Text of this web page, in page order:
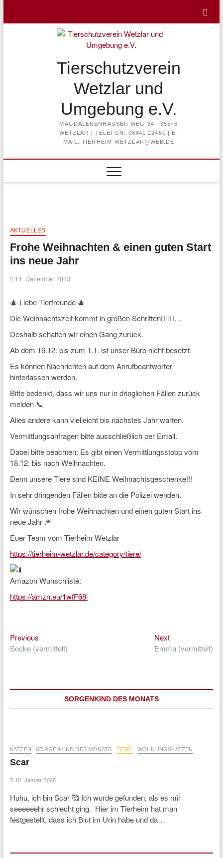
content
Tierschutzverein
Wetzlar und
Umgebung e.V.
MAGDALENENHÄUSER WEG 34 | 35578
WETZLAR | TELEFON: 06441 22451 | E-
MAIL: TIERHEIM-WETZLAR@WEB.DE
AKTUELLES
Frohe Weihnachten & einen guten Start
ins neue Jahr
14. Dezember 2023
🎄 Liebe Tierfreunde 🎄
Die Weihnachtszeit kommt in großen Schritten🏃🏻‍♀️…
Deshalb schalten wir einen Gang zurück.
Ab dem 16.12. bis zum 1.1. ist unser Büro nicht besetzt.
Es können Nachrichten auf dem Anrufbeantworter
hinterlassen werden.
Bitte bedenkt, dass wir uns nur in dringlichen Fällen zurück
melden 📞
Alles andere kann vielleicht bis nächstes Jahr warten.
Vermittlungsanfragen bitte ausschließlich per Email.
Dabei bitte beachten: Es gibt einen Vermittlungsstopp vom
18.12. bis nach Weihnachten.
Denn unsere Tiere sind KEINE Weihnachtsgeschenke!!!
In sehr dringenden Fällen bitte an die Polizei wenden.
Wir wünschen frohe Weihnachten und einen guten Start ins
neue Jahr 🎆
Euer Team vom Tierheim Wetzlar
https://tierheim-wetzlar.de/category/tiere/
Amazon Wunschliste:
https://amzn.eu/1wfF68i
Beitragsnavigation
PreviousPrevious
post:
Socke (vermittelt)
NextNext
post:
Emma (vermittelt)
SORGENKIND DES MONATS
KATZEN SORGENKIND DES MONATS TIERE WOHNUNGSKATZEN
Scar
10. Januar 2026
Huhu, ich bin Scar 🥰 Ich wurde gefunden, als es mir
seeeeeehr schlecht ging. Hier im Tierheim hat man
festgestellt, dass ich Blut im Urin habe und da…